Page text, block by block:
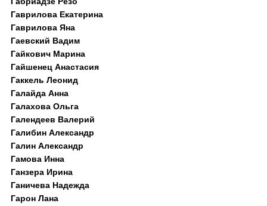
Гаврилова Екатерина
Гаврилова Яна
Гаевский Вадим
Гайкович Марина
Гайшенец Анастасия
Гаккель Леонид
Галайда Анна
Галахова Ольга
Галендеев Валерий
Галибин Александр
Галин Александр
Гамова Инна
Ганзера Ирина
Ганичева Надежда
Гарон Лана